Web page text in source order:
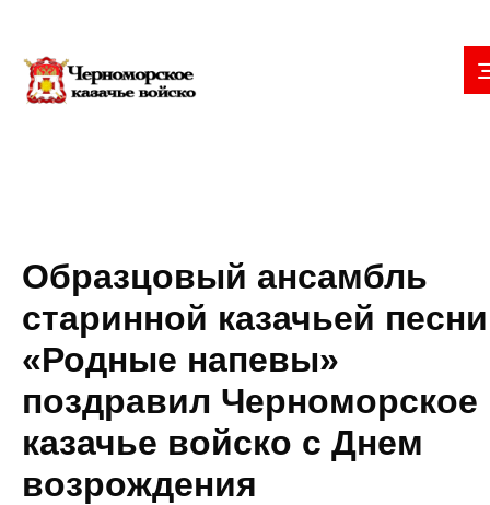
Образцовый ансамбль
старинной казачьей песни
«Родные напевы»
поздравил Черноморское
казачье войско с Днем
возрождения